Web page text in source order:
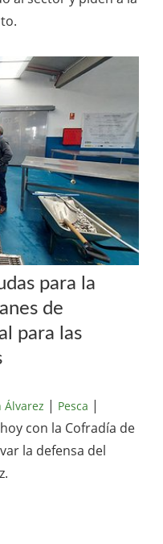
para la
de
para las
Álvarez | Pesca |
con la Cofradía de
la defensa del